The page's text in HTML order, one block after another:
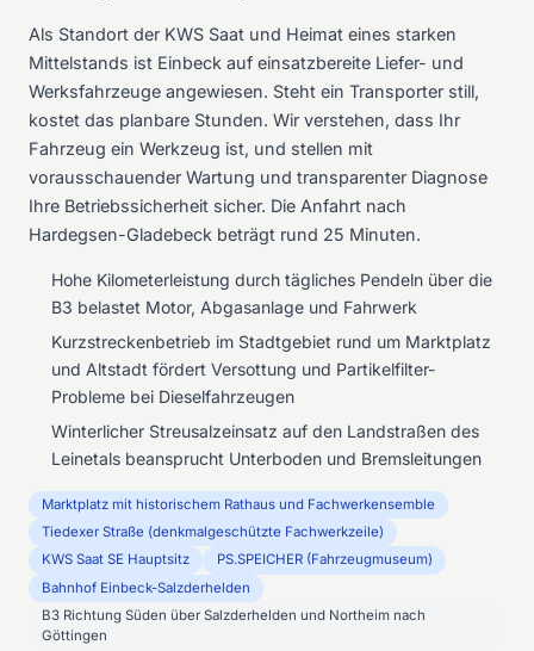
Als Standort der KWS Saat und Heimat eines starken
Mittelstands ist Einbeck auf einsatzbereite Liefer- und
Werksfahrzeuge angewiesen. Steht ein Transporter still,
kostet das planbare Stunden. Wir verstehen, dass Ihr
Fahrzeug ein Werkzeug ist, und stellen mit
vorausschauender Wartung und transparenter Diagnose
Ihre Betriebssicherheit sicher. Die Anfahrt nach
Hardegsen-Gladebeck beträgt rund 25 Minuten.
Hohe Kilometerleistung durch tägliches Pendeln über die
B3 belastet Motor, Abgasanlage und Fahrwerk
Kurzstreckenbetrieb im Stadtgebiet rund um Marktplatz
und Altstadt fördert Versottung und Partikelfilter-
Probleme bei Dieselfahrzeugen
Winterlicher Streusalzeinsatz auf den Landstraßen des
Leinetals beansprucht Unterboden und Bremsleitungen
Marktplatz mit historischem Rathaus und Fachwerkensemble
Tiedexer Straße (denkmalgeschützte Fachwerkzeile)
KWS Saat SE Hauptsitz
PS.SPEICHER (Fahrzeugmuseum)
Bahnhof Einbeck-Salzderhelden
B3 Richtung Süden über Salzderhelden und Northeim nach
Göttingen